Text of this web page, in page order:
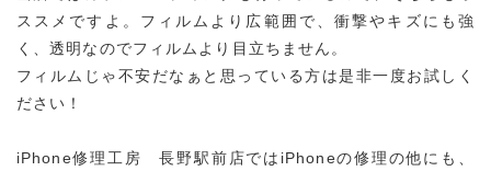
ススメですよ。フィルムより広範囲で、衝撃やキズにも強
く、透明なのでフィルムより目立ちません。
フィルムじゃ不安だなぁと思っている方は是非一度お試しく
ださい！
iPhone修理工房 長野駅前店ではiPhoneの修理の他にも、